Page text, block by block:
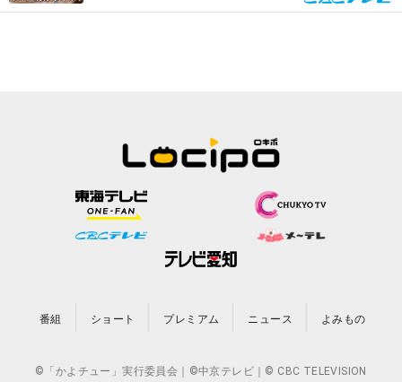
番組 ショート プレミアム ニュース よみもの
©「かよチュー」実行委員会｜©中京テレビ｜© CBC TELEVISION